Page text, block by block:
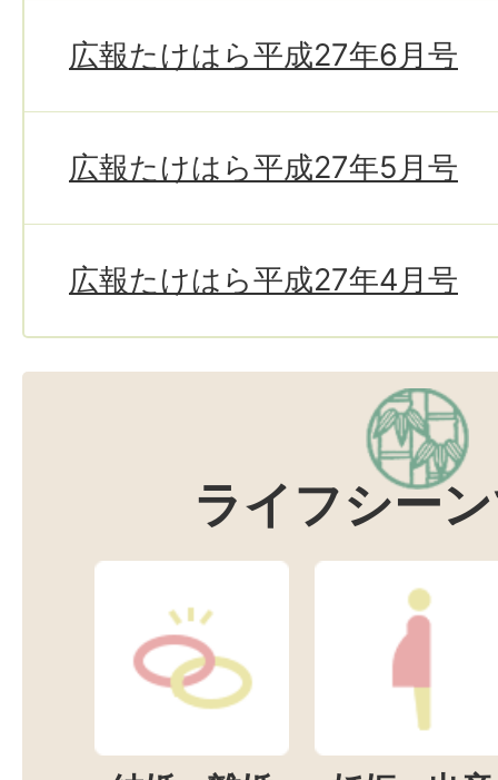
広報たけはら平成27年6月号
広報たけはら平成27年5月号
広報たけはら平成27年4月号
ライフシー